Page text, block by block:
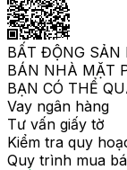
BẤT ĐỘNG SẢN
BÁN NHÀ MẶT
BẠN CÓ THỂ
Vay ngân hàng
Tư vấn giấy tờ
Kiểm tra quy
Quy trình mua